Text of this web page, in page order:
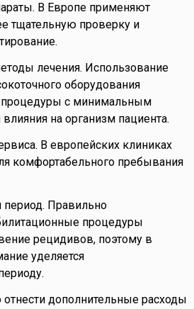
В Европе применяют
тщательную проверку и
лечения. Использование
оборудования
процедуры с минимальным
на организм пациента.
В европейских клиниках
комфортабельного пребывания
период. Правильно
процедуры
рецидивов, поэтому в
уделяется
дополнительные расходы